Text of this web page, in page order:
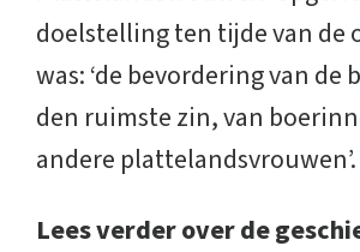
doelstelling ten tijde van de
was: ‘de bevordering van de
den ruimste zin, van
andere plattelandsvrouwen’.
Lees verder over de